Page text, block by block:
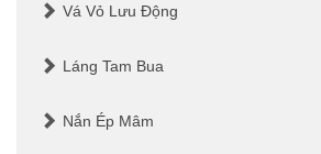
Vá Vỏ Lưu Động
Láng Tam Bua
Nắn Ép Mâm